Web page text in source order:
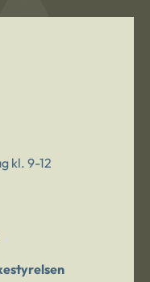
kl. 9-12